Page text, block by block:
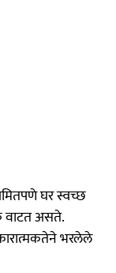
घर स्वच्छ
वाटत असते.
भरलेले